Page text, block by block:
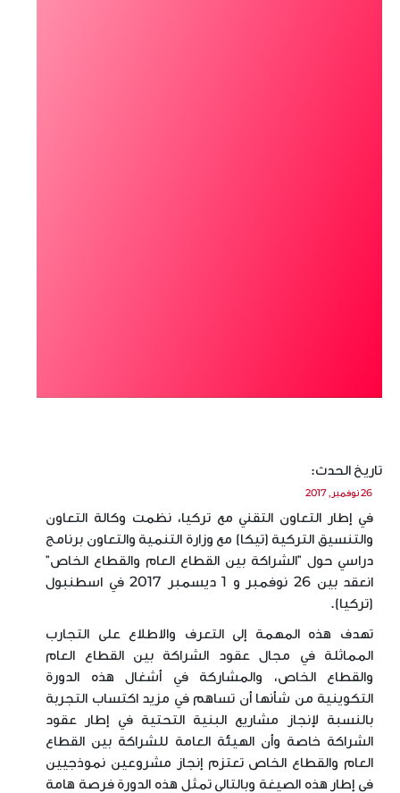
تاريخ الحدث:
26 نوفمبر, 2017
في إطار التعاون التقني مع تركيا، نظمت وكالة التعاون
والتنسيق التركية (تيكا) مع وزارة التنمية والتعاون برنامج
دراسي حول "الشراكة بين القطاع العام والقطاع الخاص"
انعقد بين 26 نوفمبر و 1 ديسمبر 2017 في اسطنبول
(تركيا).
تهدف هذه المهمة إلى التعرف والاطلاع على التجارب
المماثلة في مجال عقود الشراكة بين القطاع العام
والقطاع الخاص، والمشاركة في أشغال هذه الدورة
التكوينية من شأنها أن تساهم في مزيد اكتساب التجربة
بالنسبة لإنجاز مشاريع البنية التحتية في إطار عقود
الشراكة خاصة وأن الهيئة العامة للشراكة بين القطاع
العام والقطاع الخاص تعتزم إنجاز مشروعين نموذجيين
في إطار هذه الصيغة وبالتالي تمثل هذه الدورة فرصة هامة